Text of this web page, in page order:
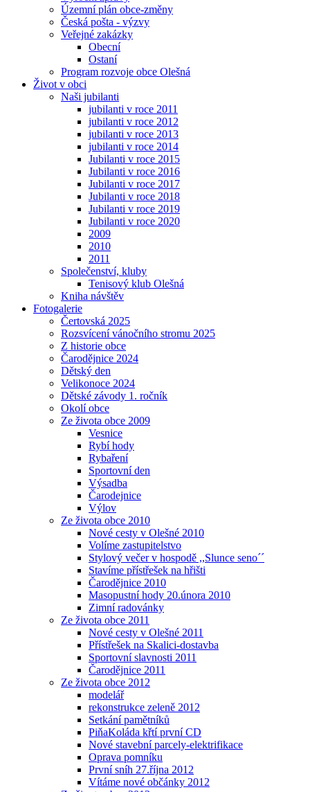
Územní plán obce-změny
Česká pošta - výzvy
Veřejné zakázky
Obecní
Ostaní
Program rozvoje obce Olešná
Život v obci
Naši jubilanti
jubilanti v roce 2011
jubilanti v roce 2012
jubilanti v roce 2013
jubilanti v roce 2014
Jubilanti v roce 2015
Jubilanti v roce 2016
Jubilanti v roce 2017
Jubilanti v roce 2018
Jubilanti v roce 2019
Jubilanti v roce 2020
2009
2010
2011
Společenství, kluby
Tenisový klub Olešná
Kniha návštěv
Fotogalerie
Čertovská 2025
Rozsvícení vánočního stromu 2025
Z historie obce
Čarodějnice 2024
Dětský den
Velikonoce 2024
Dětské závody 1. ročník
Okolí obce
Ze života obce 2009
Vesnice
Rybí hody
Rybaření
Sportovní den
Výsadba
Čarodejnice
Výlov
Ze života obce 2010
Nové cesty v Olešné 2010
Volíme zastupitelstvo
Stylový večer v hospodě ,,Slunce seno´´
Stavíme přístřešek na hřišti
Čarodějnice 2010
Masopustní hody 20.února 2010
Zimní radovánky
Ze života obce 2011
Nové cesty v Olešné 2011
Přístřešek na Skalici-dostavba
Sportovní slavnosti 2011
Čarodějnice 2011
Ze života obce 2012
modelář
rekonstrukce zeleně 2012
Setkání pamětníků
PiňaKoláda křtí první CD
Nové stavební parcely-elektrifikace
Oprava pomníku
První sníh 27.října 2012
Vítáme nové občánky 2012